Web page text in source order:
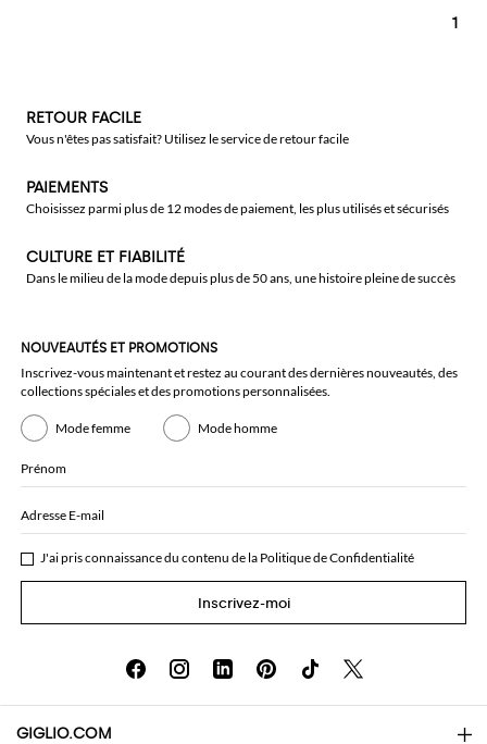
1
RETOUR FACILE
Vous n'êtes pas satisfait? Utilisez le service de retour facile
PAIEMENTS
Choisissez parmi plus de 12 modes de paiement, les plus utilisés et sécurisés
CULTURE ET FIABILITÉ
Dans le milieu de la mode depuis plus de 50 ans, une histoire pleine de succès
NOUVEAUTÉS ET PROMOTIONS
Inscrivez-vous maintenant et restez au courant des dernières nouveautés, des
collections spéciales et des promotions personnalisées.
Mode femme Mode homme
Prénom
Adresse E-mail
J'ai pris connaissance du contenu de la Politique de Confidentialité
Inscrivez-moi
GIGLIO.COM